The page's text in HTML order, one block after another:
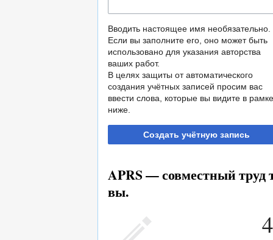
Вводить настоящее имя необязательно.
Если вы заполните его, оно может быть
использовано для указания авторства
ваших работ.
В целях защиты от автоматического
создания учётных записей просим вас
ввести слова, которые вы видите в рамке
ниже.
Создать учётную запись
APRS — совместный труд
вы.